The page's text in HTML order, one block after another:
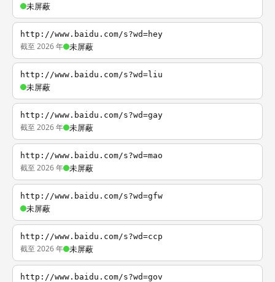
未屏蔽
http://www.baidu.com/s?wd=hey
截至 2026 年 未屏蔽
http://www.baidu.com/s?wd=liu
未屏蔽
http://www.baidu.com/s?wd=gay
截至 2026 年 未屏蔽
http://www.baidu.com/s?wd=mao
截至 2026 年 未屏蔽
http://www.baidu.com/s?wd=gfw
未屏蔽
http://www.baidu.com/s?wd=ccp
截至 2026 年 未屏蔽
http://www.baidu.com/s?wd=gov